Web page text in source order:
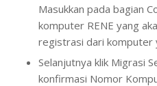
Masukkan pada bagian
komputer RENE yang
registrasi dari komputer
Selanjutnya klik Migrasi
konfirmasi Nomor